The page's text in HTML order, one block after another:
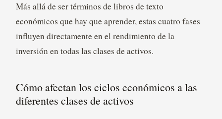
Más allá de ser términos de libros de texto
económicos que hay que aprender, estas cuatro fases
influyen directamente en el rendimiento de la
inversión en todas las clases de activos.
Cómo afectan los ciclos económicos a las
diferentes clases de activos